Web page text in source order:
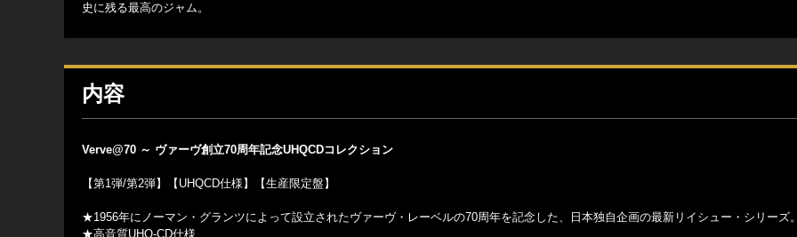
史に残る最高のジャム。
内容
Verve@70 ～ ヴァーヴ創立70周年記念UHQCDコレクション
【第1弾/第2弾】【UHQCD仕様】【生産限定盤】
★1956年にノーマン・グランツによって設立されたヴァーヴ・レーベルの70周年を記念した、日本独自企画の最新リイシュー・シリーズ。
★高音質UHQ-CD仕様